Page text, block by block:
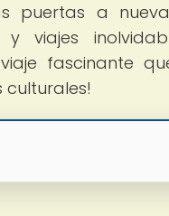
puertas a
viajes
fascinante
culturales!